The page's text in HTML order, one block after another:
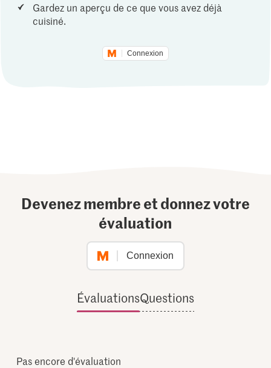
Gardez un aperçu de ce que vous avez déjà
cuisiné.
Connexion
Devenez membre et donnez votre
évaluation
Connexion
ÉvaluationsQuestions
Pas encore d'évaluation